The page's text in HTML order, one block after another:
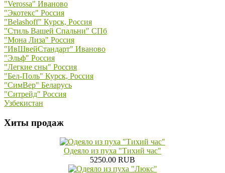
"Verossa" Иваново
"Экотекс" Россия
"Belashoff" Курск, Россия
"Стиль Вашей Спальни" СПб
"Мона Лиза" Россия
"ИвШвейСтандарт" Иваново
"Эльф" Россия
"Легкие сны" Россия
"Бел-Поль" Курск, Россия
"СимВер" Беларусь
"Ситрейд" Россия
Узбекистан
Хиты продаж
Одеяло из пуха "Тихий час"
5250.00 RUB